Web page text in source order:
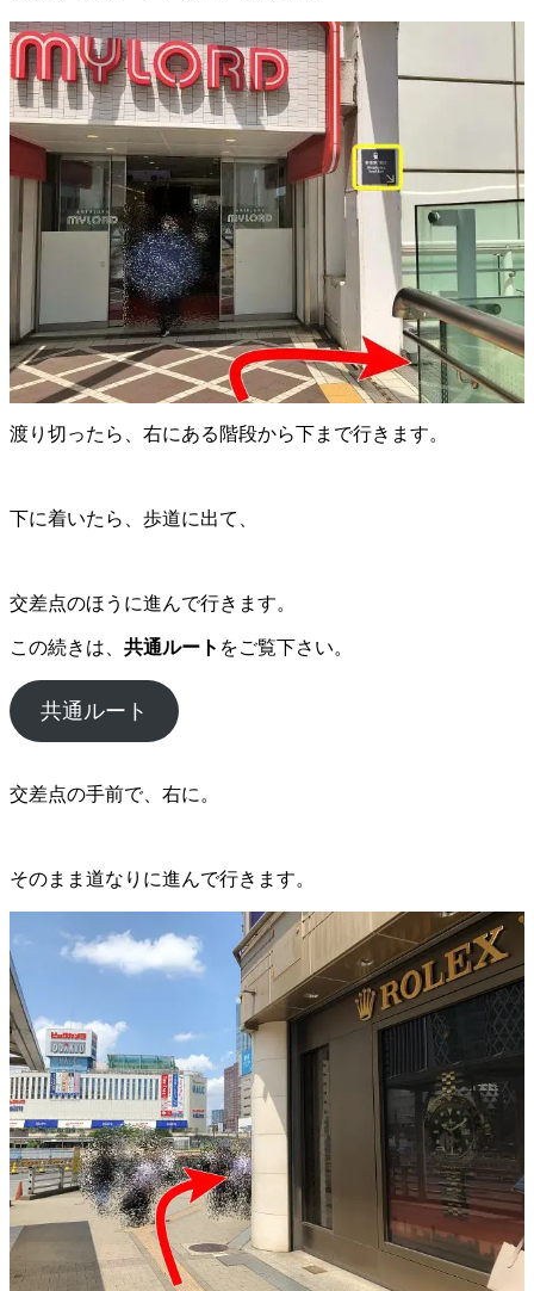
渡り切ったら、右にある階段から下まで行きます。
下に着いたら、歩道に出て、
交差点のほうに進んで行きます。
この続きは、 共通ルート をご覧下さい。
共通ルート
交差点の手前で、右に。
そのまま道なりに進んで行きます。